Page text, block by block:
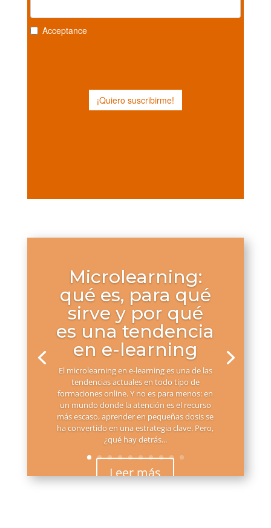
Microlearning:
qué es, para qué
sirve y por qué
es una tendencia
en e-learning
El microlearning en e-learning es una de las
tendencias actuales en todo tipo de
formaciones online. Y no es para menos: en
un mundo donde la atención es el recurso
más escaso, aprender en pequeñas dosis se
ha convertido en una estrategia clave. Pero,
¿qué hay detrás...
Leer más